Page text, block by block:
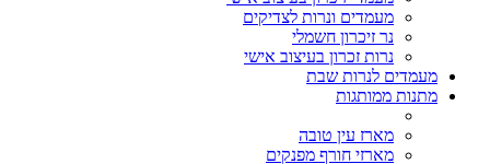
מעמדים ונרות לצדיקים
נר זיכרון חשמלי
נרות זכרון בעיצוב אישי
מעמדים לנרות שבת
מתנות ממותגות
מארז עין טובה
מארזי חורף מפנקים